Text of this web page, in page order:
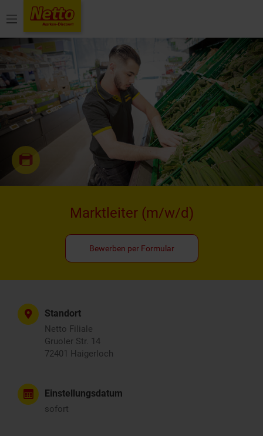
Menü
Marktleiter (m/w/d)
Bewerben per Formular
Standort
Netto Filiale
Gruoler Str. 14
72401 Haigerloch
Einstellungsdatum
sofort